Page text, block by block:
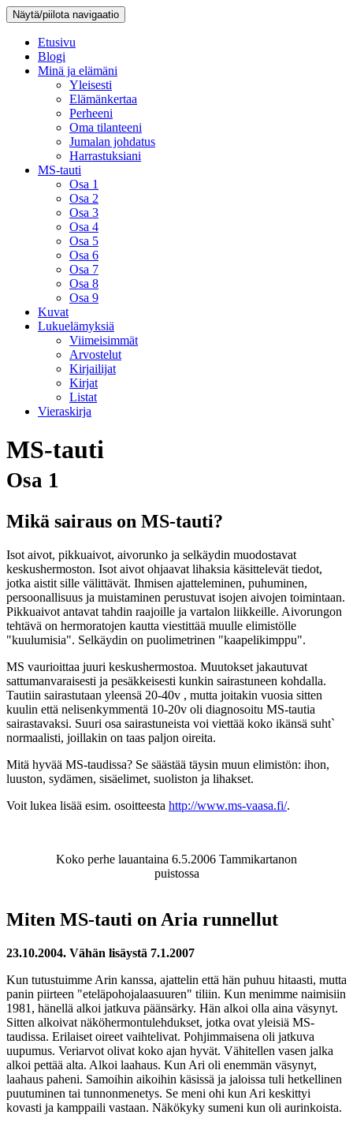
Näytä/piilota navigaatio
Etusivu
Blogi
Minä ja elämäni
Yleisesti
Elämänkertaa
Perheeni
Oma tilanteeni
Jumalan johdatus
Harrastuksiani
MS-tauti
Osa 1
Osa 2
Osa 3
Osa 4
Osa 5
Osa 6
Osa 7
Osa 8
Osa 9
Kuvat
Lukuelämyksiä
Viimeisimmät
Arvostelut
Kirjailijat
Kirjat
Listat
Vieraskirja
MS-tauti
Osa 1
Mikä sairaus on MS-tauti?
Isot aivot, pikkuaivot, aivorunko ja selkäydin muodostavat
keskushermoston. Isot aivot ohjaavat lihaksia käsittelevät tiedot,
jotka aistit sille välittävät. Ihmisen ajatteleminen, puhuminen,
persoonallisuus ja muistaminen perustuvat isojen aivojen toimintaan.
Pikkuaivot antavat tahdin raajoille ja vartalon liikkeille. Aivorungon
tehtävä on hermoratojen kautta viestittää muulle elimistölle
"kuulumisia". Selkäydin on puolimetrinen "kaapelikimppu".
MS vaurioittaa juuri keskushermostoa. Muutokset jakautuvat
sattumanvaraisesti ja pesäkkeisesti kunkin sairastuneen kohdalla.
Tautiin sairastutaan yleensä 20-40v , mutta joitakin vuosia sitten
kuulin että nelisenkymmentä 10-20v oli diagnosoitu MS-tautia
sairastavaksi. Suuri osa sairastuneista voi viettää koko ikänsä suht`
normaalisti, joillakin on taas paljon oireita.
Mitä hyvää MS-taudissa? Se säästää täysin muun elimistön: ihon,
luuston, sydämen, sisäelimet, suoliston ja lihakset.
Voit lukea lisää esim. osoitteesta http://www.ms-vaasa.fi/.
Koko perhe lauantaina 6.5.2006 Tammikartanon
puistossa
Miten MS-tauti on Aria runnellut
23.10.2004. Vähän lisäystä 7.1.2007
Kun tutustuimme Arin kanssa, ajattelin että hän puhuu hitaasti, mutta
panin piirteen "eteläpohojalaasuuren" tiliin. Kun menimme naimisiin
1981, hänellä alkoi jatkuva päänsärky. Hän alkoi olla aina väsynyt.
Sitten alkoivat näköhermontulehdukset, jotka ovat yleisiä MS-
taudissa. Erilaiset oireet vaihtelivat. Pohjimmaisena oli jatkuva
uupumus. Veriarvot olivat koko ajan hyvät. Vähitellen vasen jalka
alkoi pettää alta. Alkoi laahaus. Kun Ari oli enemmän väsynyt,
laahaus paheni. Samoihin aikoihin käsissä ja jaloissa tuli hetkellinen
puutuminen tai tunnonmenetys. Se meni ohi kun Ari keskittyi
kovasti ja kamppaili vastaan. Näkökyky sumeni kun oli aurinkoista.